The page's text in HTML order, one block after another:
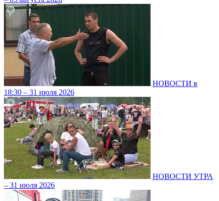
НОВОСТИ в
18:30 – 31 июля 2026
НОВОСТИ УТРА
– 31 июля 2026